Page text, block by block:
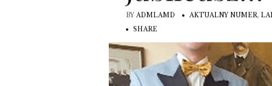
BY ADMLAMD AKTUALNY NUMER,
SHARE